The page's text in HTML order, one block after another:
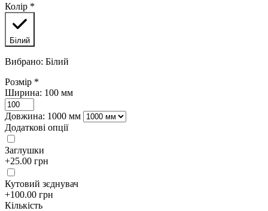
Колір *
Білий
Вибрано: Білий
Розмір *
Ширина: 100 мм
Довжина: 1000 мм
Додаткові опції
Заглушки
+25.00 грн
Кутовий зєднувач
+100.00 грн
Кількість